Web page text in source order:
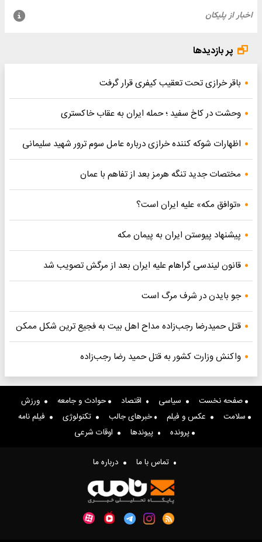
پر بازدیدها
باقر خرازی تحت تعقیب کیفری قرار گرفت
وحشت در کاخ سفید ؛ حمله ایران به عقاب خاکستری
اظهارات شوکه کننده خرازی درباره عامل سوم ترور شهید سلیمانی
مختصات جدید تنگه هرمز بعد از تفاهم با عمان
«توافق مکه» علیه ایران است؟
پیشنهاد پیوستن ایران به پیمان مکه
قانون لیندسی گراهام علیه ایران بعد از مرگش تصویب شد
جو بایدن در شرف مرگ است
قتل حمیدرضا رجب‌زاده مداح اهل بیت به فجیع ترین شکل ممکن
واکنش وزارت کشور به قتل حمید رضا رجب‌زاده
صفحه نخست سیاسی اقتصاد حوادث و جامعه
ورزش
سلامت
عکس و فیلم خبرهای جالب تکنولوژی
فیلم نامه
پرونده
پیوندها اوقات شرعی
تماس با ما درباره ما